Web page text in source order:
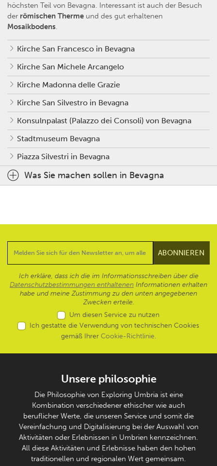
höchsten Teil von Bevagna. Interessant ist auch der Besuch
der römischen Therme und des gut erhaltenen
Mosaikbodens.
Kirche San Francesco in Bevagna
Kirche San Michele Arcangelo
Kirche Madonna delle Grazie
Kirche San Silvestro in Bevagna
Konsulnpalast (Palazzo dei Consoli) von Bevagna
Stadtmuseum Bevagna
Piazza Silvestri in Bevagna
Was Sie machen sollen in Bevagna
Ich erkläre, dass ich die im Informationsschreiben über die
Datenschutzbestimmungen enthaltenen Informationen erhalten
habe und meine Zustimmung zu den unten angegebenen
Zwecken erteile.
Um diesen Service zu nutzen
Ich gestatte die Verwendung von technischen Cookies
gemäß Ihrer Cookie-Richtlinie.
Unsere philosophie
Die Philosophie von Exploring Umbria ist eine
Kombination verschiedener ethischer wie auch
beruflicher Werte, die unseren Service und somit die
Vereinfachung und Digitalisierung bei der Auswahl von
Aktivitäten oder Erlebnissen in Umbrien kennzeichnen.
All diese Aktivitäten und Erlebnisse haben den hohen
traditionellen und regionalen Wert gemeinsam.